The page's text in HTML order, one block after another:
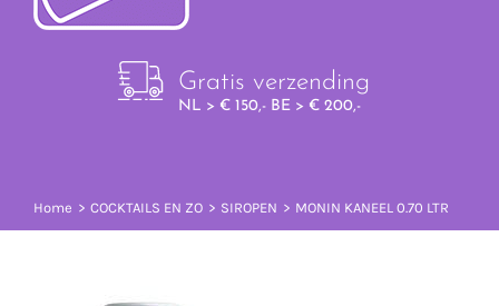
Gratis verzending
NL > € 150,- BE > € 200,-
Home COCKTAILS EN ZO SIROPEN MONIN KANEEL 0.70 LTR